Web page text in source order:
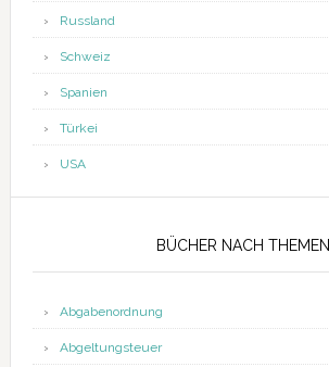
Russland
Schweiz
Spanien
Türkei
USA
BÜCHER NACH THEMEN
Abgabenordnung
Abgeltungsteuer